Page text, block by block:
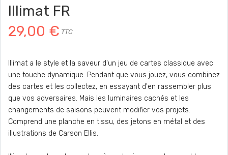
Illimat FR
29,00 € TTC
Illimat a le style et la saveur d'un jeu de cartes classique avec
une touche dynamique. Pendant que vous jouez, vous combinez
des cartes et les collectez, en essayant d'en rassembler plus
que vos adversaires. Mais les luminaires cachés et les
changements de saisons peuvent modifier vos projets.
Comprend une planche en tissu, des jetons en métal et des
illustrations de Carson Ellis.